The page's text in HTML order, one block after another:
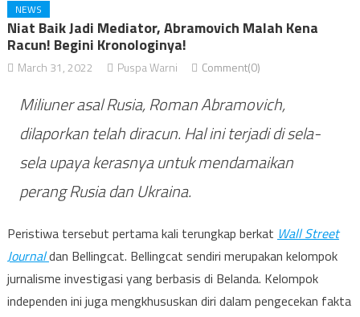
NEWS
Niat Baik Jadi Mediator, Abramovich Malah Kena
Racun! Begini Kronologinya!
March 31, 2022 Puspa Warni Comment(0)
Miliuner asal Rusia, Roman Abramovich,
dilaporkan telah diracun. Hal ini terjadi di sela-
sela upaya kerasnya untuk mendamaikan
perang Rusia dan Ukraina.
Peristiwa tersebut pertama kali terungkap berkat Wall Street
Journaldan Bellingcat. Bellingcat sendiri merupakan kelompok
jurnalisme investigasi yang berbasis di Belanda. Kelompok
independen ini juga mengkhususkan diri dalam pengecekan fakta